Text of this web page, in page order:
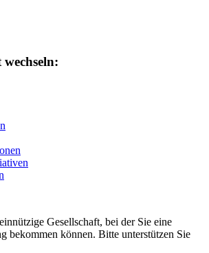
Gesellschaft, bei der Sie eine
bekommen können. Bitte unterstützen Sie